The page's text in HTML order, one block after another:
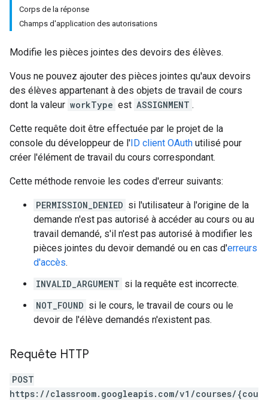
Corps de la réponse
Champs d'application des autorisations
Modifie les pièces jointes des devoirs des élèves.
Vous ne pouvez ajouter des pièces jointes qu'aux devoirs
des élèves appartenant à des objets de travail de cours
dont la valeur workType est ASSIGNMENT .
Cette requête doit être effectuée par le projet de la
console du développeur de l'ID client OAuth utilisé pour
créer l'élément de travail du cours correspondant.
Cette méthode renvoie les codes d'erreur suivants:
PERMISSION_DENIED si l'utilisateur à l'origine de la
demande n'est pas autorisé à accéder au cours ou au
travail demandé, s'il n'est pas autorisé à modifier les
pièces jointes du devoir demandé ou en cas d'erreurs
d'accès.
INVALID_ARGUMENT si la requête est incorrecte.
NOT_FOUND si le cours, le travail de cours ou le
devoir de l'élève demandés n'existent pas.
Requête HTTP
POST
https://classroom.googleapis.com/v1/courses/{cou